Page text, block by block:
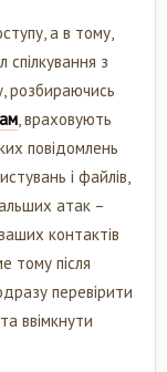
а в тому,
з
розбираючись
, враховують
повідомлень
і файлів,
атак –
контактів
тому після
перевірити
ввімкнути